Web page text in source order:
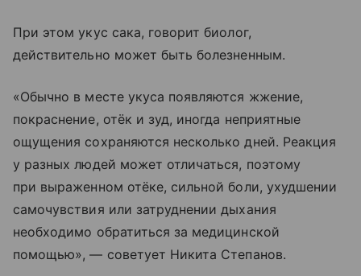
При этом укус сака, говорит биолог,
действительно может быть болезненным.
«Обычно в месте укуса появляются жжение,
покраснение, отёк и зуд, иногда неприятные
ощущения сохраняются несколько дней. Реакция
у разных людей может отличаться, поэтому
при выраженном отёке, сильной боли, ухудшении
самочувствия или затруднении дыхания
необходимо обратиться за медицинской
помощью», — советует Никита Степанов.